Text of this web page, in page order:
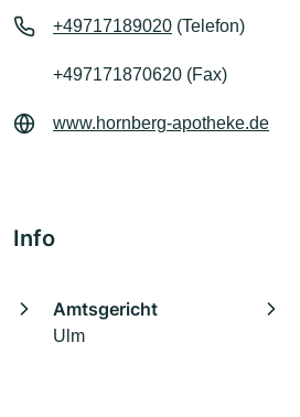
+49717189020 (Telefon)
+497171870620 (Fax)
www.hornberg-apotheke.de
Info
Amtsgericht
Ulm